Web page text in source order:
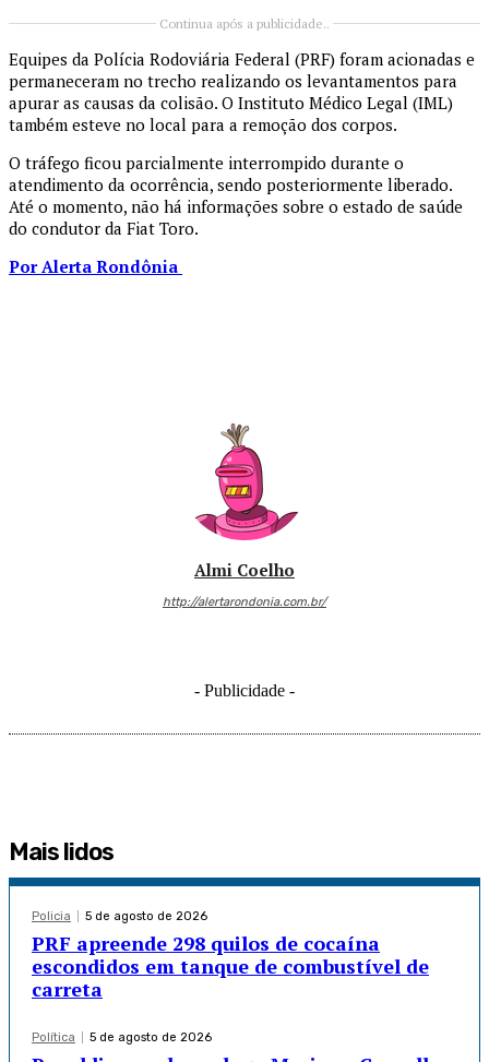
Continua após a publicidade..
Equipes da Polícia Rodoviária Federal (PRF) foram acionadas e
permaneceram no trecho realizando os levantamentos para
apurar as causas da colisão. O Instituto Médico Legal (IML)
também esteve no local para a remoção dos corpos.
O tráfego ficou parcialmente interrompido durante o
atendimento da ocorrência, sendo posteriormente liberado.
Até o momento, não há informações sobre o estado de saúde
do condutor da Fiat Toro.
Por Alerta Rondônia
Almi Coelho
http://alertarondonia.com.br/
- Publicidade -
Mais lidos
Policia 5 de agosto de 2026
PRF apreende 298 quilos de cocaína
escondidos em tanque de combustível de
carreta
Política 5 de agosto de 2026